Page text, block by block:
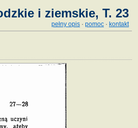
i ziemskie, T. 23
pełny opis · pomoc · kontakt